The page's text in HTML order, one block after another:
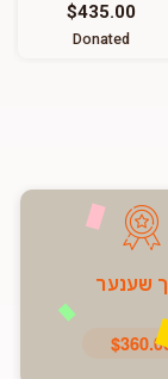
$435.00
Donated
שענער